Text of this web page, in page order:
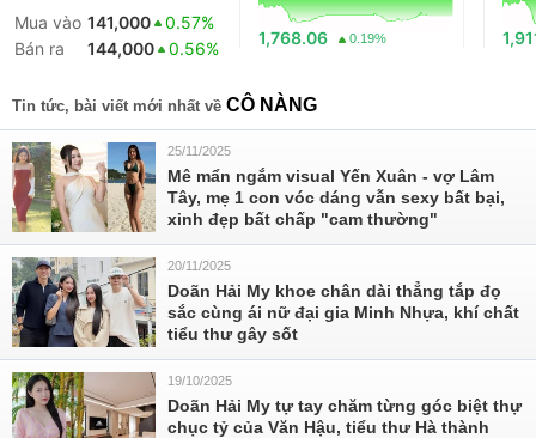
Mua vào 141,000
0.57%
Bán ra
144,000 0.56%
1,768.06 0.19%
Tin tức, bài viết mới nhất về CÔ NÀNG
25/11/2025
Mê mẩn ngắm visual Yến Xuân - vợ Lâm
Tây, mẹ 1 con vóc dáng vẫn sexy bất bại,
xinh đẹp bất chấp "cam thường"
20/11/2025
Doãn Hải My khoe chân dài thẳng tắp đọ
sắc cùng ái nữ đại gia Minh Nhựa, khí chất
tiểu thư gây sốt
19/10/2025
Doãn Hải My tự tay chăm từng góc biệt thự
chục tỷ của Văn Hậu, tiểu thư Hà thành